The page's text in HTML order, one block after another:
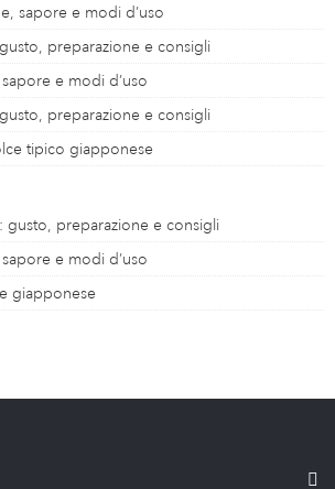
sapore e modi d’uso
preparazione e consigli
e modi d’uso
preparazione e consigli
tipico giapponese
gusto, preparazione e consigli
e modi d’uso
giapponese